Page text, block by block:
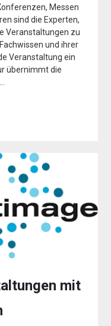
Messen
sind die Experten,
Veranstaltungen zu
und ihrer
Veranstaltung ein
übernimmt die
mit